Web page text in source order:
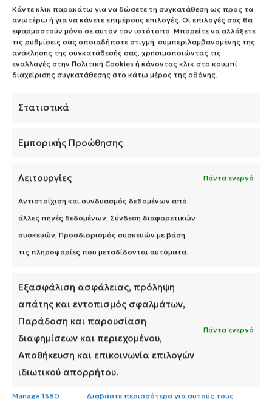
Κάντε κλικ παρακάτω για να δώσετε τη συγκατάθεση ως προς τα
ανωτέρω ή για να κάνετε επιμέρους επιλογές. Οι επιλογές σας θα
εφαρμοστούν μόνο σε αυτόν τον ιστότοπο. Μπορείτε να αλλάξετε
τις ρυθμίσεις σας οποιαδήποτε στιγμή, συμπεριλαμβανομένης της
ανάκλησης της συγκατάθεσής σας, χρησιμοποιώντας τις
εναλλαγές στην Πολιτική Cookies ή κάνοντας κλικ στο κουμπί
διαχείρισης συγκατάθεσης στο κάτω μέρος της οθόνης.
Στατιστικά
Εμπορικής Προώθησης
Λειτουργίες Πάντα ενεργό
Αντιστοίχιση και συνδυασμός δεδομένων από
άλλες πηγές δεδομένων, Σύνδεση διαφορετικών
συσκευών, Προσδιορισμός συσκευών με βάση
τις πληροφορίες που μεταδίδονται αυτόματα.
Εξασφάλιση ασφάλειας, πρόληψη
απάτης και εντοπισμός σφαλμάτων,
Παράδοση και παρουσίαση
διαφημίσεων και περιεχομένου,
Αποθήκευση και επικοινωνία επιλογών
ιδιωτικού απορρήτου.
Πάντα ενεργό
Manage 1380 Διαβάστε περισσότερα για αυτούς τους
Τελευταία Νέα
Οι εξετάσεις έρχονται!
Νέα καμπάνια για το
EVIOL Brain Function
Η νέα καμπάνια των συμπληρωμάτων
διατροφήςEVIOL, για το πρώτο σε πωλήσεις